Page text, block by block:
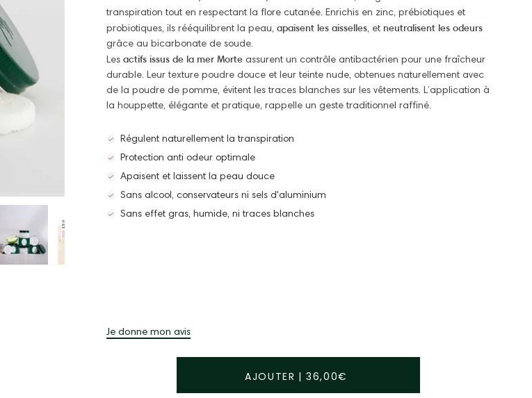
transpiration tout en respectant la flore cutanée. Enrichis en zinc, prébiotiques et
probiotiques, ils rééquilibrent la peau, apaisent les aisselles, et neutralisent les odeurs
grâce au bicarbonate de soude.
Les actifs issus de la mer Morte assurent un contrôle antibactérien pour une fraîcheur
durable. Leur texture poudre douce et leur teinte nude, obtenues naturellement avec
de la poudre de pomme, évitent les traces blanches sur les vêtements. L’application à
la houppette, élégante et pratique, rappelle un geste traditionnel raffiné.
Régulent naturellement la transpiration
Protection anti odeur optimale
Apaisent et laissent la peau douce
Sans alcool, conservateurs ni sels d'aluminium
Sans effet gras, humide, ni traces blanches
Je donne mon avis
AJOUTER |36,00€